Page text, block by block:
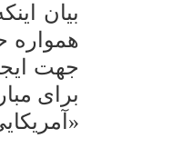
بیان
همواره
جهت
برای